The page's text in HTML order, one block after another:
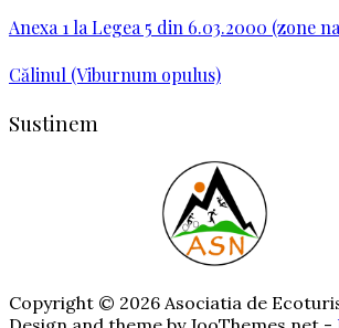
Anexa 1 la Legea 5 din 6.03.2000 (zone
Călinul (Viburnum opulus)
Sustinem
Copyright © 2026 Asociatia de